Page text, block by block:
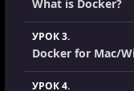
What is Docker?
УРОК 3.
Docker for Mac/
УРОК 4.